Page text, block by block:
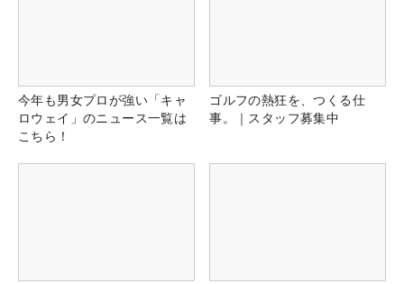
今年も男女プロが強い「キャ
ロウェイ」のニュース一覧は
こちら！
ゴルフの熱狂を、つくる仕
事。｜スタッフ募集中